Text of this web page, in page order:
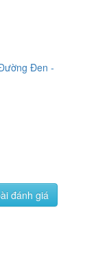
Đen -
đánh giá